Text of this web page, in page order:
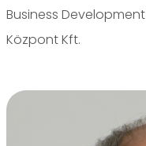
Business
Központ Kft.